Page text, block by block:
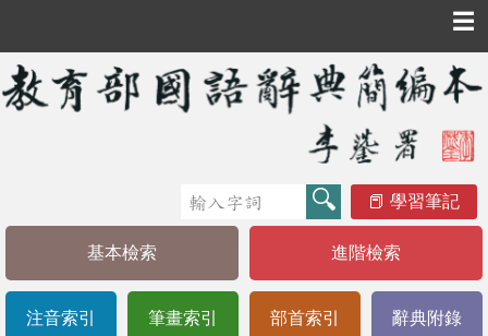
☰
學習筆記
基本檢索 進階檢索
注音索引 筆畫索引 部首索引 辭典附錄